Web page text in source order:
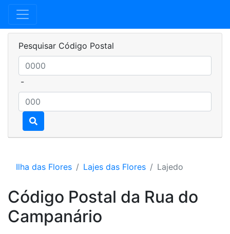
Pesquisar Código Postal
-
Ilha das Flores Lajes das Flores Lajedo
Código Postal da Rua do
Campanário